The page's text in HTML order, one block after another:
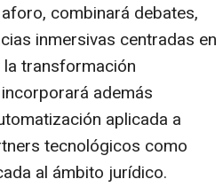
combinará debates,
inmersivas centradas en
transformación
además
aplicada a
tecnológicos como
al ámbito jurídico.